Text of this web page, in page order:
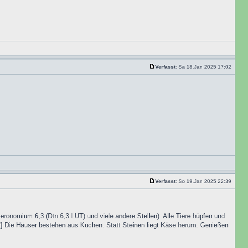
Verfasst: Sa 18.Jan 2025 17:02
Verfasst: So 19.Jan 2025 22:39
6,3 (Dtn 6,3 LUT) und viele andere Stellen). Alle Tiere hüpfen und
Häuser bestehen aus Kuchen. Statt Steinen liegt Käse herum. Genießen